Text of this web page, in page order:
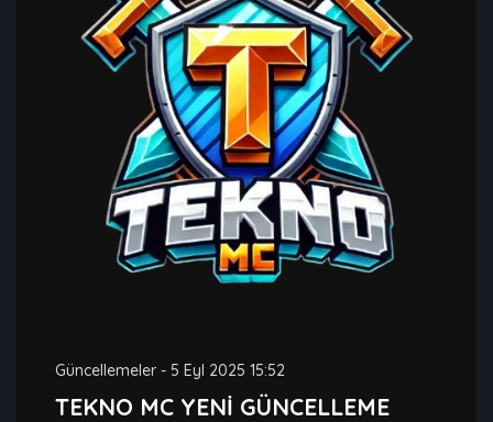
Güncellemeler - 5 Eyl 2025 15:52
TEKNO MC YENİ GÜNCELLEME